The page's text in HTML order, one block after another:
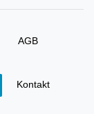
AGB
Kontakt